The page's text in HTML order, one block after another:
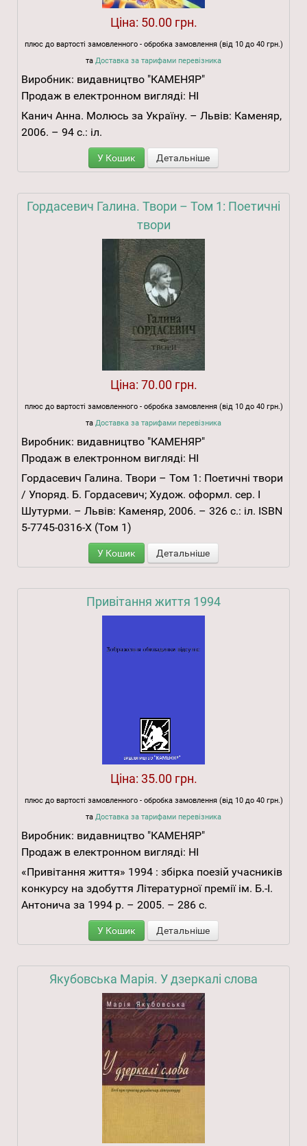
Ціна: 50.00 грн.
плюс до вартості замовленного - обробка замовлення (від 10 до 40 грн.)
та Доставка за тарифами перевізника
Виробник: видавництво "КАМЕНЯР"
Продаж в електронном вигляді: НІ
Канич Анна. Молюсь за Україну. – Львів: Каменяр,
2006. – 94 с.: іл.
У Кошик Детальніше
Гордасевич Галина. Твори – Том 1: Поетичні
твори
Ціна: 70.00 грн.
плюс до вартості замовленного - обробка замовлення (від 10 до 40 грн.)
та Доставка за тарифами перевізника
Виробник: видавництво "КАМЕНЯР"
Продаж в електронном вигляді: НІ
Гордасевич Галина. Твори – Том 1: Поетичні твори
/ Упоряд. Б. Гордасевич; Худож. оформл. сер. І
Шутурми. – Львів: Каменяр, 2006. – 326 с.: іл. ISBN
5-7745-0316-X (Том 1)
У Кошик Детальніше
Привітання життя 1994
Ціна: 35.00 грн.
плюс до вартості замовленного - обробка замовлення (від 10 до 40 грн.)
та Доставка за тарифами перевізника
Виробник: видавництво "КАМЕНЯР"
Продаж в електронном вигляді: НІ
«Привітання життя» 1994 : збірка поезій учасників
конкурсу на здобуття Літературної премії ім. Б.-І.
Антонича за 1994 р. – 2005. – 286 с.
У Кошик Детальніше
Якубовська Марія. У дзеркалі слова